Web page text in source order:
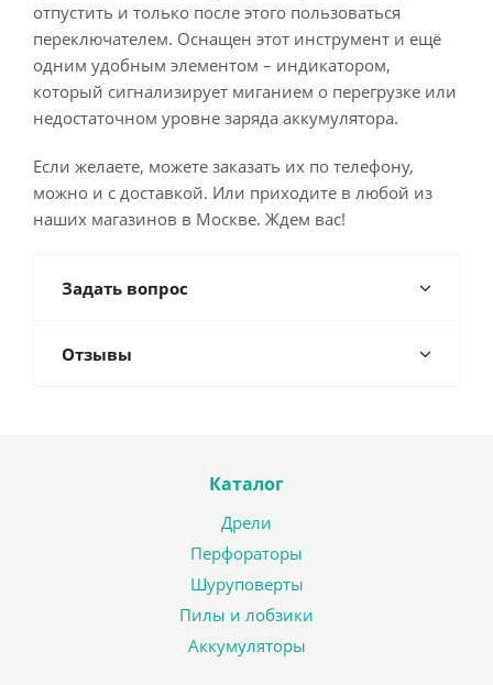
отпустить и только после этого пользоваться
переключателем. Оснащен этот инструмент и ещё
одним удобным элементом – индикатором,
который сигнализирует миганием о перегрузке или
недостаточном уровне заряда аккумулятора.
Если желаете, можете заказать их по телефону,
можно и с доставкой. Или приходите в любой из
наших магазинов в Москве. Ждем вас!
Задать вопрос
Отзывы
Каталог
Дрели
Перфораторы
Шуруповерты
Пилы и лобзики
Аккумуляторы